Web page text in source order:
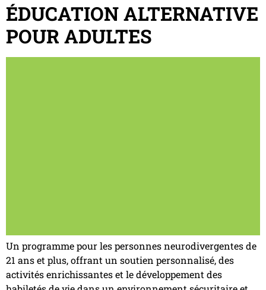
ÉDUCATION ALTERNATIVE
POUR ADULTES
Un programme pour les personnes neurodivergentes de
21 ans et plus, offrant un soutien personnalisé, des
activités enrichissantes et le développement des